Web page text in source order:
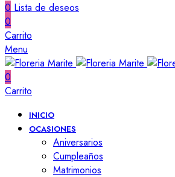
0 Lista de deseos
0
Carrito
Menu
0
Carrito
INICIO
OCASIONES
Aniversarios
Cumpleaños
Matrimonios